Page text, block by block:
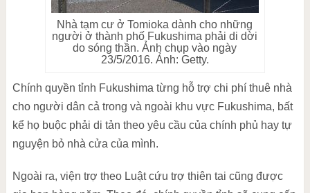
Nhà tạm cư ở Tomioka dành cho những
người ở thành phố Fukushima phải di dời
do sóng thần. Ảnh chụp vào ngày
23/5/2016. Ảnh: Getty.
Chính quyền tỉnh Fukushima từng hỗ trợ chi phí thuê nhà
cho người dân cả trong và ngoài khu vực Fukushima, bất
kể họ buộc phải di tản theo yêu cầu của chính phủ hay tự
nguyện bỏ nhà cửa của mình.
Ngoài ra, viện trợ theo Luật cứu trợ thiên tai cũng được